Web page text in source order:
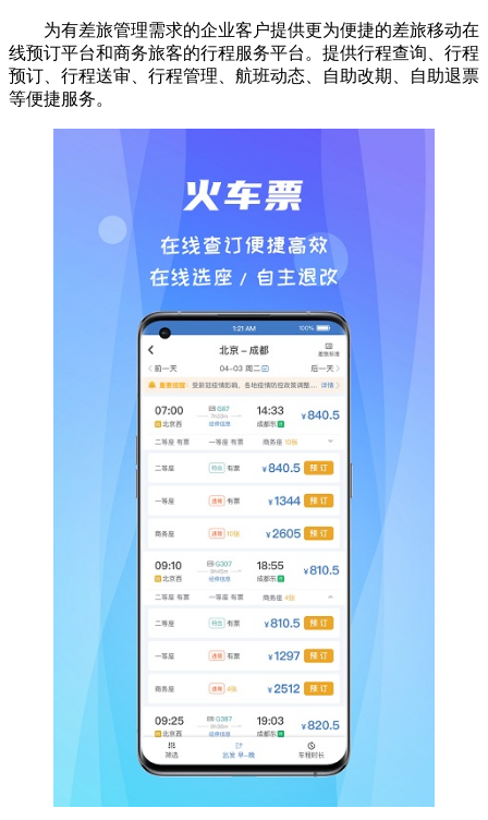
为有差旅管理需求的企业客户提供更为便捷的差旅移动在
线预订平台和商务旅客的行程服务平台。提供行程查询、行程
预订、行程送审、行程管理、航班动态、自助改期、自助退票
等便捷服务。